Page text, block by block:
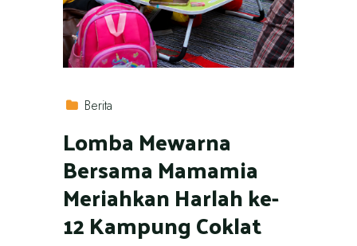
Berita
Lomba Mewarna
Bersama Mamamia
Meriahkan Harlah ke-
12 Kampung Coklat